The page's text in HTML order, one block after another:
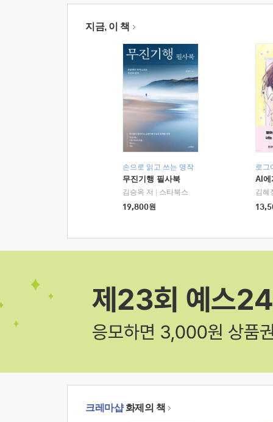
지금, 이 책
손으로 읽고 쓰는 명작
무진기행 필사북
김승옥 저
스타북스
19,800원
로그
AI에
김혜
크레마샵화제의 책